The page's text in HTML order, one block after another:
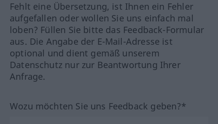
Fehlt eine Übersetzung, ist Ihnen ein Fehler
aufgefallen oder wollen Sie uns einfach mal
loben? Füllen Sie bitte das Feedback-Formular
aus. Die Angabe der E-Mail-Adresse ist
optional und dient gemäß unserem
Datenschutz nur zur Beantwortung Ihrer
Anfrage.
Wozu möchten Sie uns Feedback geben?*